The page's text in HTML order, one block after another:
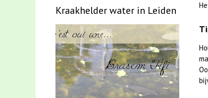
Kraakhelder water in Leiden